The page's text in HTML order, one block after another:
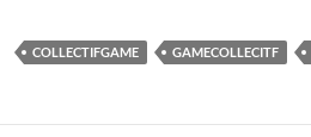
COLLECTIFGAME GAMECOLLECITF